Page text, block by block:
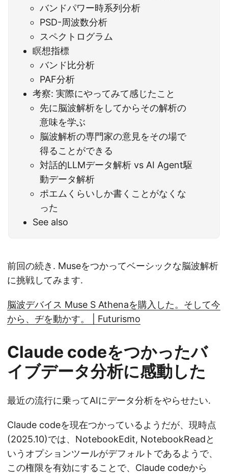
バンドパワー時系列分析
PSD-周波数分析
スペクトログラム
瞑想指標
バンド比分析
PAF分析
考察: 実際にやってみて感じたこと
先に脳波解析をしてからその解析の
意味を学ぶ
脳波解析の専門家の意見をその場で
得ることができる
対話的LLMデータ解析 vs AI Agent駆
動データ解析
ポエムくらいしか書くことがなくな
った
See also
前回の続き. Museをつかってベーシックな脳波解析
に挑戦してみます.
脳波デバイス Muse S Athenaを購入した。そして今
から、ヂを動かす。 | Futurismo
Claude codeをつかったバ
イブデータ分析に感動した
最近の流行に乗ってAIにデータ分析をやらせたい.
Claude codeを現在つかっているようだが、現時点
(2025.10)では、NotebookEdit, NotebookReadと
いうオプションツールがデフォルトであるようで、
この権限を有効にすることで、Claude codeから